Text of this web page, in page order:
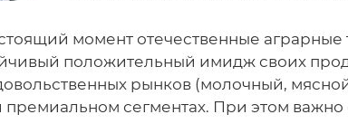
момент отечественные
положительный имидж своих
рынков (молочный,
премиальном сегментах. При этом важно